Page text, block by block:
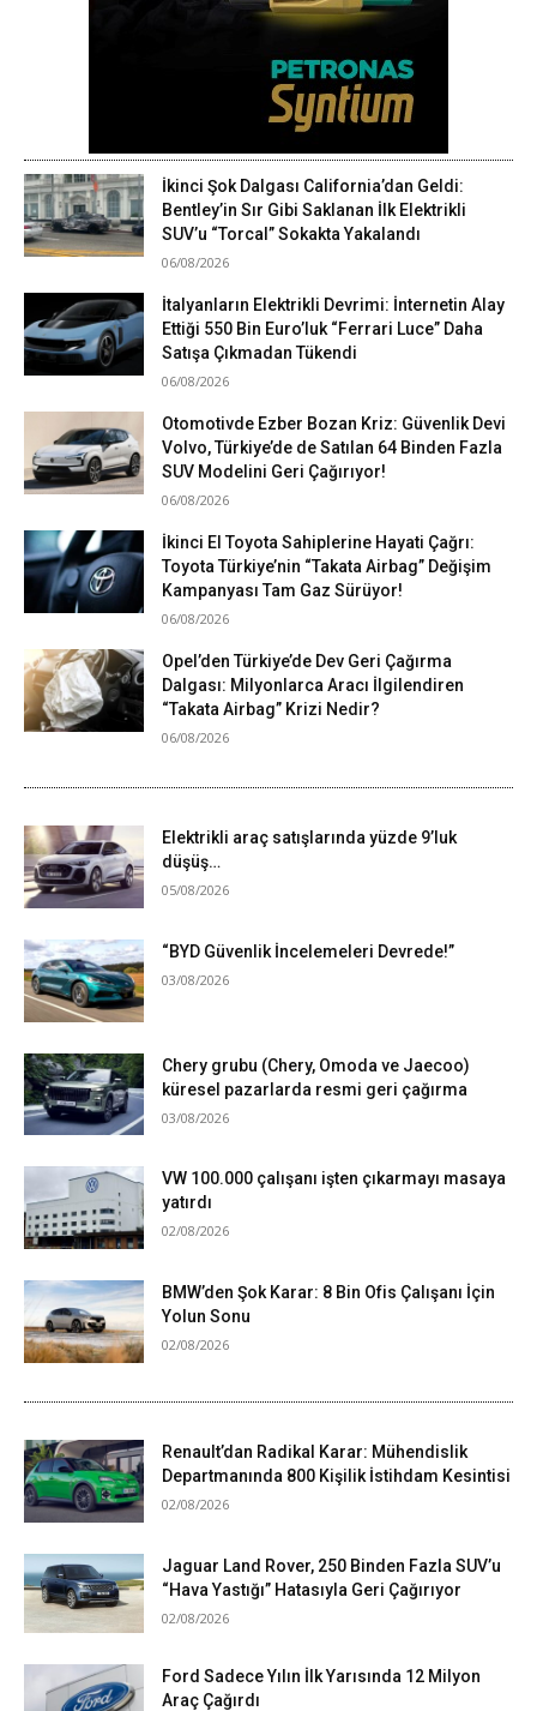
İkinci Şok Dalgası California’dan Geldi:
Bentley’in Sır Gibi Saklanan İlk Elektrikli
SUV’u “Torcal” Sokakta Yakalandı
06/08/2026
İtalyanların Elektrikli Devrimi: İnternetin Alay
Ettiği 550 Bin Euro’luk “Ferrari Luce” Daha
Satışa Çıkmadan Tükendi
06/08/2026
Otomotivde Ezber Bozan Kriz: Güvenlik Devi
Volvo, Türkiye’de de Satılan 64 Binden Fazla
SUV Modelini Geri Çağırıyor!
06/08/2026
İkinci El Toyota Sahiplerine Hayati Çağrı:
Toyota Türkiye’nin “Takata Airbag” Değişim
Kampanyası Tam Gaz Sürüyor!
06/08/2026
Opel’den Türkiye’de Dev Geri Çağırma
Dalgası: Milyonlarca Aracı İlgilendiren
“Takata Airbag” Krizi Nedir?
06/08/2026
Elektrikli araç satışlarında yüzde 9’luk
düşüş…
05/08/2026
“BYD Güvenlik İncelemeleri Devrede!”
03/08/2026
Chery grubu (Chery, Omoda ve Jaecoo)
küresel pazarlarda resmi geri çağırma
03/08/2026
VW 100.000 çalışanı işten çıkarmayı masaya
yatırdı
02/08/2026
BMW’den Şok Karar: 8 Bin Ofis Çalışanı İçin
Yolun Sonu
02/08/2026
Renault’dan Radikal Karar: Mühendislik
Departmanında 800 Kişilik İstihdam Kesintisi
02/08/2026
Jaguar Land Rover, 250 Binden Fazla SUV’u
“Hava Yastığı” Hatasıyla Geri Çağırıyor
02/08/2026
Ford Sadece Yılın İlk Yarısında 12 Milyon
Araç Çağırdı